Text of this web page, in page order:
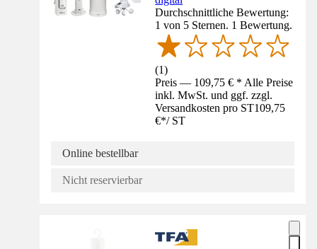
Durchschnittliche Bewertung:
1 von 5 Sternen. 1 Bewertung.
(1)
Preis — 109,75 € * Alle Preise
inkl. MwSt. und ggf. zzgl.
Versandkosten pro ST109,75
€*/ ST
Online bestellbar
Nicht reservierbar